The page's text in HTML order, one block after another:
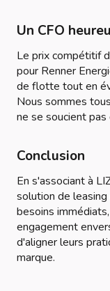
Un CFO
Le prix compétitif
pour Renner
de flotte tout en
Nous sommes
ne se soucient
Conclusion
En s'associant à
solution de
besoins
engagement
d'aligner leurs
marque.